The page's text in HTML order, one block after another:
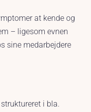
at kende og
– ligesom evnen
sine medarbejdere
i bla.